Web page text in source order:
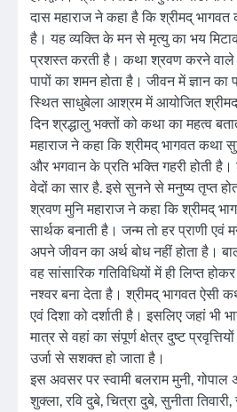
दास महाराज ने कहा है कि श्रीमद्
है। यह व्यक्ति के मन से मृत्यु का भय
प्रशस्त करती है। कथा श्रवण करने वाले
पापों का शमन होता है। जीवन में ज्ञान का
स्थित साधुबेला आश्रम में आयोजित
दिन श्रद्धालु भक्तों को कथा का महत्व
महाराज ने कहा कि श्रीमद् भागवत कथा
और भगवान के प्रति भक्ति गहरी होती
वेदों का सार है. इसे सुनने से मनुष्य तृप्त
श्रवण मुनि महाराज ने कहा कि श्रीमद्
सार्थक बनाती है। जन्म तो हर प्राणी
अपने जीवन का अर्थ बोध नहीं होता है।
वह सांसारिक गतिविधियों में ही लिप्त
नश्वर बना देता है। श्रीमद् भागवत ऐसी
एवं दिशा को दर्शाती है। इसलिए जहां भी
मात्र से वहां का संपूर्ण क्षेत्र दुष्ट
उर्जा से सशक्त हो जाता है।
इस अवसर पर स्वामी बलराम मुनी, गोपाल
शुक्ला, रवि दुबे, चित्रा दुबे, सुनीता